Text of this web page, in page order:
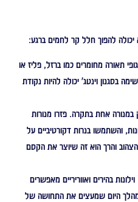
להפוך חלל קר לחמים ברגע:
תאורה מחומרים כמו ברזל, פליז או
בסגנון וינטג' יכולה להיות נקודת
אחת בתקרה. פזרו מנורות
והשתמשו בנרות דקורטיביים על
והרך הוא זה שיוצר את הקסם
בהירים ואווריריים מאפשרים
היום שמעצים את התחושה של